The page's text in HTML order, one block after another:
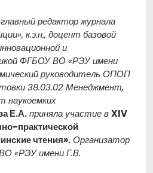
главный редактор журнала
к.э.н., доцент базовой
и
ФГБОУ ВО «РЭУ имени
руководитель ОПОП
38.03.02 Менеджмент,
наукоемких
Е.А.приняла участие вXIV
практической
чтения».Организатор
«РЭУ имени Г.В.